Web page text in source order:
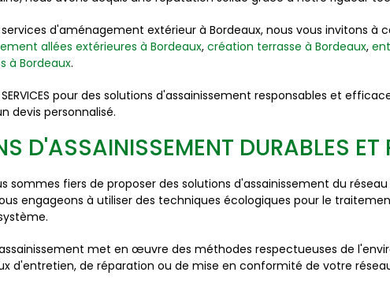
services d'aménagement extérieur à Bordeaux, nous vous invitons
allées extérieures à Bordeaux, création terrasse à Bordeaux,
à Bordeaux.
pour des solutions d'assainissement responsables et
devis personnalisé.
D'ASSAINISSEMENT DURABLES ET
sommes fiers de proposer des solutions d'assainissement du
engageons à utiliser des techniques écologiques pour le
met en œuvre des méthodes respectueuses de
d'entretien, de réparation ou de mise en conformité de votre